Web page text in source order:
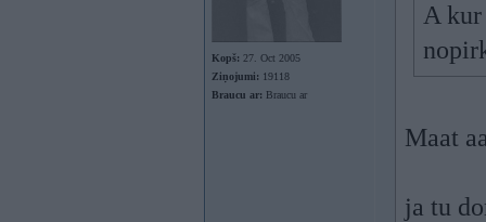
Kopš: 27. Oct 2005
Ziņojumi: 19118
Braucu ar: Braucu ar
A
Maat
ja tu